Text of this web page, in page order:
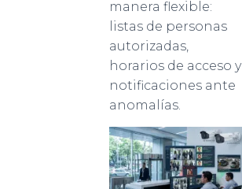
manera flexible:
listas de personas
autorizadas,
horarios de acceso y
notificaciones ante
anomalías.